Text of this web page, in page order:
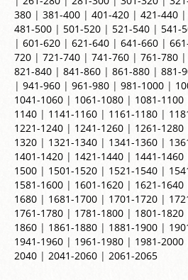
380 | 381-400 | 401-420 | 421-440 |
481-500 | 501-520 | 521-540 | 541-
| 601-620 | 621-640 | 641-660 |
720 | 721-740 | 741-760 | 761-780 |
821-840 | 841-860 | 861-880 | 881-
| 941-960 | 961-980 | 981-1000 |
1041-1060 | 1061-1080 | 1081-1100
1140 | 1141-1160 | 1161-1180 |
1221-1240 | 1241-1260 | 1261-1280
1320 | 1321-1340 | 1341-1360 |
1401-1420 | 1421-1440 | 1441-1460
1500 | 1501-1520 | 1521-1540 |
1581-1600 | 1601-1620 | 1621-1640
1680 | 1681-1700 | 1701-1720 |
1761-1780 | 1781-1800 | 1801-1820
1860 | 1861-1880 | 1881-1900 |
1941-1960 | 1961-1980 | 1981-2000
2040 | 2041-2060 | 2061-2065